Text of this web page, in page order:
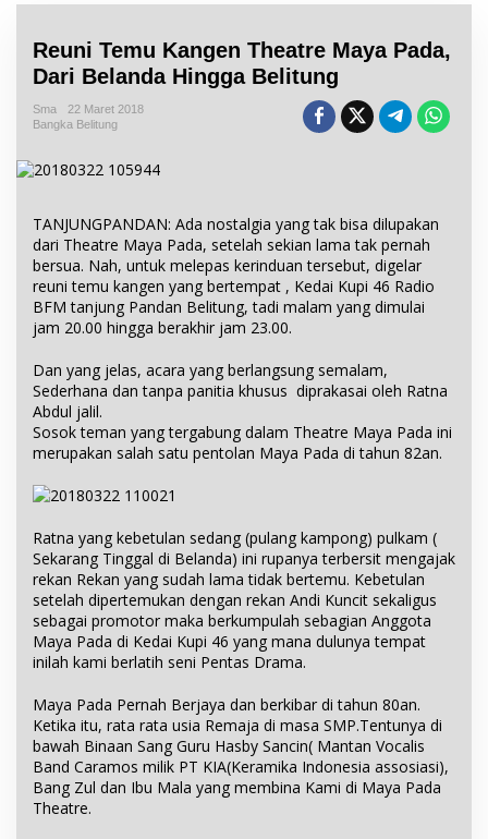
Reuni Temu Kangen Theatre Maya Pada,
Dari Belanda Hingga Belitung
Sma
22 Maret 2018
Bangka Belitung
TANJUNGPANDAN: Ada nostalgia yang tak bisa dilupakan
dari Theatre Maya Pada, setelah sekian lama tak pernah
bersua. Nah, untuk melepas kerinduan tersebut, digelar
reuni temu kangen yang bertempat , Kedai Kupi 46 Radio
BFM tanjung Pandan Belitung, tadi malam yang dimulai
jam 20.00 hingga berakhir jam 23.00.
Dan yang jelas, acara yang berlangsung semalam,
Sederhana dan tanpa panitia khusus diprakasai oleh Ratna
Abdul jalil.
Sosok teman yang tergabung dalam Theatre Maya Pada ini
merupakan salah satu pentolan Maya Pada di tahun 82an.
Ratna yang kebetulan sedang (pulang kampong) pulkam (
Sekarang Tinggal di Belanda) ini rupanya terbersit mengajak
rekan Rekan yang sudah lama tidak bertemu. Kebetulan
setelah dipertemukan dengan rekan Andi Kuncit sekaligus
sebagai promotor maka berkumpulah sebagian Anggota
Maya Pada di Kedai Kupi 46 yang mana dulunya tempat
inilah kami berlatih seni Pentas Drama.
Maya Pada Pernah Berjaya dan berkibar di tahun 80an.
Ketika itu, rata rata usia Remaja di masa SMP.Tentunya di
bawah Binaan Sang Guru Hasby Sancin( Mantan Vocalis
Band Caramos milik PT KIA(Keramika Indonesia assosiasi),
Bang Zul dan Ibu Mala yang membina Kami di Maya Pada
Theatre.